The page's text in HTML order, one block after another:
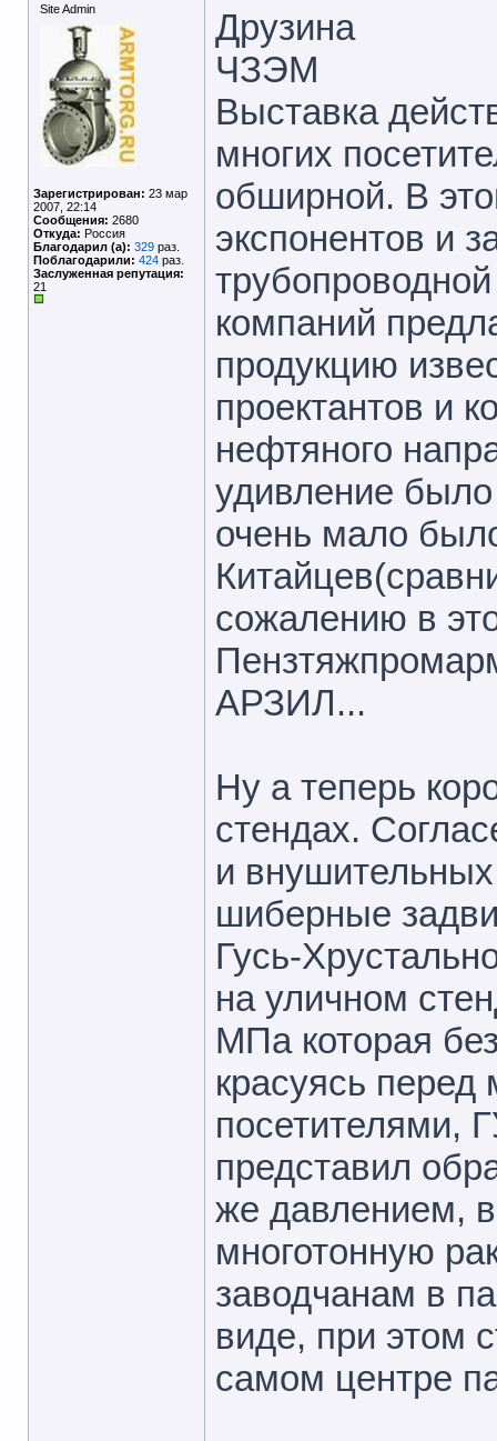
Site Admin
Зарегистрирован: 23 мар
2007, 22:14
Сообщения: 2680
Откуда: Россия
Благодарил (а): 329 раз.
Поблагодарили: 424 раз.
Заслуженная репутация:
21
Друзина
ЧЗЭМ
Выставка
многих
обширной. В
экспонентов и
компаний
продукцию
проектантов и
нефтяного
удивление
очень мало
сожалению в
АРЗИЛ...
Ну а теперь
стендах.
и
шиберные
Гусь-
на уличном
МПа которая
красуясь
посетителями,
представил
же давлением,
многотонную
заводчанам в
виде, при этом
самом центре